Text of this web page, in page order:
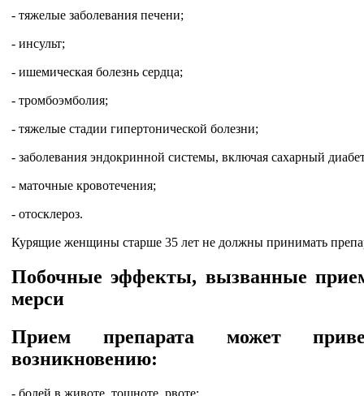
- тяжелые заболевания печени;
- инсульт;
- ишемическая болезнь сердца;
- тромбоэмболия;
- тяжелые стадии гипертонической болезни;
- заболевания эндокринной системы, включая сахарный
- маточные кровотечения;
- отосклероз.
Курящие женщины старше 35 лет не должны принимать
Побочные эффекты, вызванные
мерси
Прием препарата может
возникновению: